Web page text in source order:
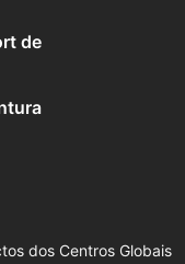
de
dos Centros Globais